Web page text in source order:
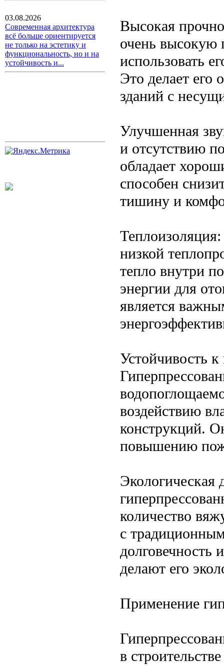
03.08.2026
Современная архитектура
всё больше ориентируется
не только на эстетику и
функциональность, но и на
устойчивость и...
Высокая
очень высокую
использовать
Это делает его
зданий с
Улучшенная
и отсутствию
обладает
способен
тишину и
низкой
тепло внутри
энергии для
является
Устойчивость
воздействию
конструкций.
повышению
Экологическая
количество
с
долговечность
делают его
Применение
в